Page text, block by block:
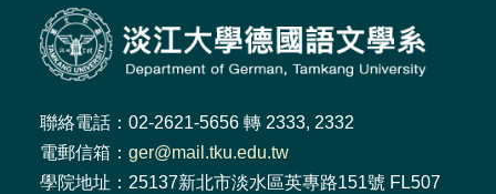
聯絡電話：02-2621-5656 轉 2333, 2332
電郵信箱： ger@mail.tku.edu.tw
學院地址：25137新北市淡水區英專路151號 FL507